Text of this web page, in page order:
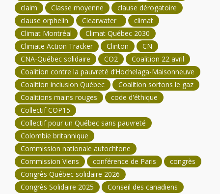
claim
Classe moyenne
clause dérogatoire
clause orphelin
Clearwater
climat
Climat Montréal
Climat Québec 2030
Climate Action Tracker
Clinton
CN
CNA-Québec solidaire
CO2
Coalition 22 avril
Coalition contre la pauvreté d’Hochelaga-Maisonneuve
Coalition inclusion Québec
Coalition sortons le gaz
Coalitions mains rouges
code d'éthique
Collectif COP15
Collectif pour un Québec sans pauvreté
Colombie britannique
Commission nationale autochtone
Commission Viens
conférence de Paris
congrès
Congrès Québec solidaire 2026
Congrès Solidaire 2025
Conseil des canadiens